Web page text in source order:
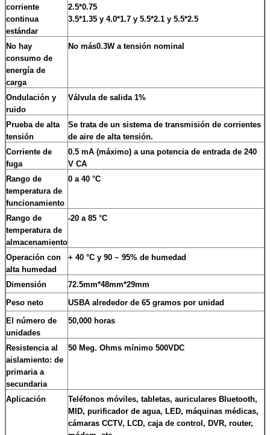
corriente
continua
estándar
2.5*0.75
3.5*1.35 y 4.0*1.7 y 5.5*2.1 y 5.5*2.5
No hay
consumo de
energía de
carga
No más0.3W a tensión nominal
Ondulación y
ruido
Válvula de salida 1%
Prueba de alta
tensión
Se trata de un sistema de transmisión de corrientes
de aire de alta tensión.
Corriente de
fuga
0.5 mA (máximo) a una potencia de entrada de 240
V CA
Rango de
temperatura de
funcionamiento
0 a 40 °C
Rango de
temperatura de
almacenamiento
-20 a 85 °C
Operación con
alta humedad
+ 40 °C y 90 ~ 95% de humedad
Dimensión
72.5mm*48mm*29mm
Peso neto
USBA alrededor de 65 gramos por unidad
El número de
unidades
50,000 horas
Resistencia al
aislamiento: de
primaria a
secundaria
50 Meg. Ohms mínimo 500VDC
Aplicación
Teléfonos móviles, tabletas, auriculares Bluetooth,
MID, purificador de agua, LED, máquinas médicas,
cámaras CCTV, LCD, caja de control, DVR, router,